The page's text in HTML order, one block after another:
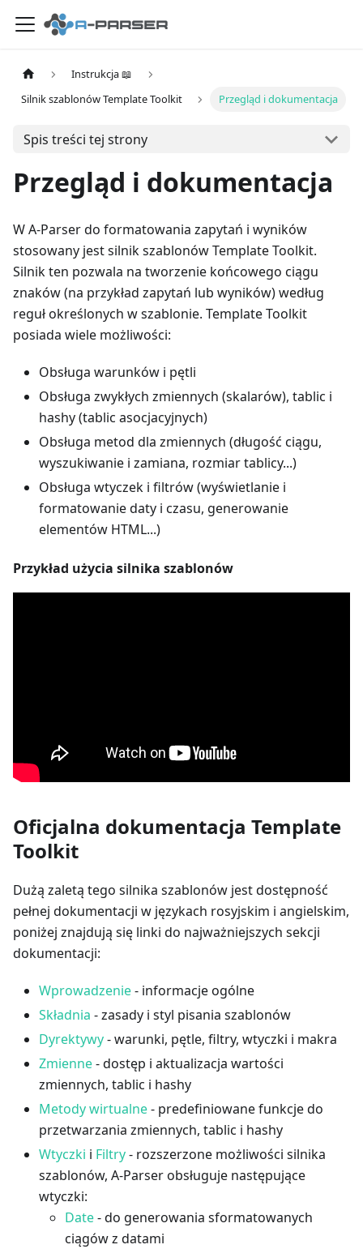
Instrukcja 📖
Silnik szablonów Template Toolkit
Przegląd i dokumentacja
Spis treści tej strony
Przegląd i dokumentacja
W A-Parser do formatowania zapytań i wyników
stosowany jest silnik szablonów Template Toolkit.
Silnik ten pozwala na tworzenie końcowego ciągu
znaków (na przykład zapytań lub wyników) według
reguł określonych w szablonie. Template Toolkit
posiada wiele możliwości:
Obsługa warunków i pętli
Obsługa zwykłych zmiennych (skalarów), tablic i
hashy (tablic asocjacyjnych)
Obsługa metod dla zmiennych (długość ciągu,
wyszukiwanie i zamiana, rozmiar tablicy...)
Obsługa wtyczek i filtrów (wyświetlanie i
formatowanie daty i czasu, generowanie
elementów HTML...)
Przykład użycia silnika szablonów
Oficjalna dokumentacja Template
Toolkit
Dużą zaletą tego silnika szablonów jest dostępność
pełnej dokumentacji w językach rosyjskim i angielskim,
poniżej znajdują się linki do najważniejszych sekcji
dokumentacji:
Wprowadzenie- informacje ogólne
Składnia - zasady i styl pisania szablonów
Dyrektywy- warunki, pętle, filtry, wtyczki i makra
Zmienne- dostęp i aktualizacja wartości
zmiennych, tablic i hashy
Metody wirtualne- predefiniowane funkcje do
przetwarzania zmiennych, tablic i hashy
Wtyczki i Filtry- rozszerzone możliwości silnika
szablonów, A-Parser obsługuje następujące
wtyczki:
Date- do generowania sformatowanych
ciągów z datami